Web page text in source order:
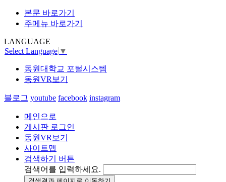
본문 바로가기
주메뉴 바로가기
LANGUAGE
Select Language ▼
동원대학교 포털시스템
동원VR보기
블로그 youtube facebook instagram
메인으로
게시판 로그인
동원VR보기
사이트맵
검색하기 버튼
검색어를 입력하세요.